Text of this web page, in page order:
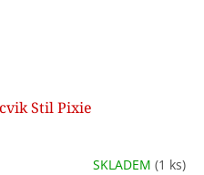
Stil Pixie
SKLADEM (1 ks)